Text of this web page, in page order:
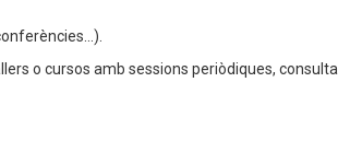
o cursos amb sessions periòdiques, consulta